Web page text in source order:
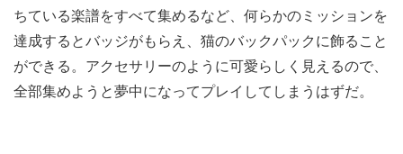
ちている楽譜をすべて集めるなど、何らかのミッションを
達成するとバッジがもらえ、猫のバックパックに飾ること
ができる。アクセサリーのように可愛らしく見えるので、
全部集めようと夢中になってプレイしてしまうはずだ。